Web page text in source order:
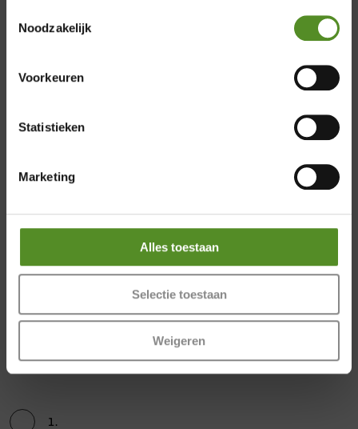
Noodzakelijk
Voorkeuren
Statistieken
Marketing
Alles toestaan
Selectie toestaan
Weigeren
Vrijdag 12:00 – 17:00
Zondag 12:00 – 17:00